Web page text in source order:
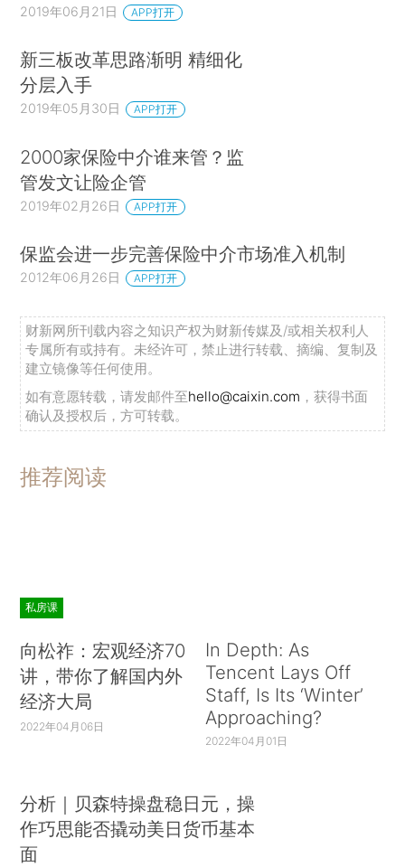
2019年06月21日 APP打开
新三板改革思路渐明 精细化
分层入手
2019年05月30日 APP打开
2000家保险中介谁来管？监
管发文让险企管
2019年02月26日 APP打开
保监会进一步完善保险中介市场准入机制
2012年06月26日 APP打开
财新网所刊载内容之知识产权为财新传媒及/或相关权利人
专属所有或持有。未经许可，禁止进行转载、摘编、复制及
建立镜像等任何使用。
如有意愿转载，请发邮件至hello@caixin.com ，获得书面
确认及授权后，方可转载。
推荐阅读
私房课
向松祚：宏观经济70
讲，带你了解国内外
经济大局
2022年04月06日
In Depth: As
Tencent Lays Off
Staff, Is Its ‘Winter’
Approaching?
2022年04月01日
分析｜贝森特操盘稳日元，操
作巧思能否撬动美日货币基本
面